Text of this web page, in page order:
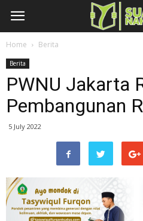
Home Berita
Berita
PWNU Jakarta
Pembangunan
5 July 2022